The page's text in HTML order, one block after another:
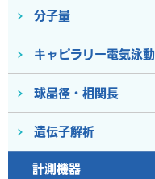
分子量
キャピラリー電気泳動
球晶径・相関長
遺伝子解析
計測機器